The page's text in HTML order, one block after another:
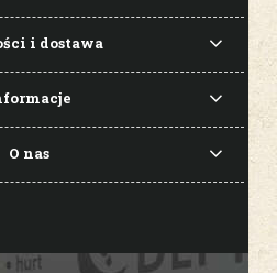
i dostawa
O nas